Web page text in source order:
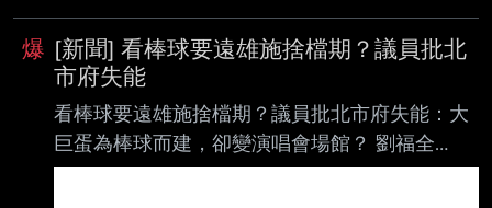
氣氛充滿歡笑聲。 獅隊打線近況低迷 林岳
平：「寄望狀況好、年
出球場啟用後陸續出現積水、動線壅塞及防滑不
足等問題，甚至被外界戲稱為「大型 積水容
器」，質疑排水設計是否存在問題，球場動線混
亂，「滿場時人根本走不出去」要 求市府全面
檢討並落實改善。 對此，市府體育局表示，相
爆 [新聞] 看棒球要遠雄施捨檔期？議員批北
市府失能
看棒球要遠雄施捨檔期？議員批北市府失能：大
巨蛋為棒球而建，卻變演唱會場館？ 劉福全
2026.05.11 13:15 台北大巨蛋場次安排引發爭